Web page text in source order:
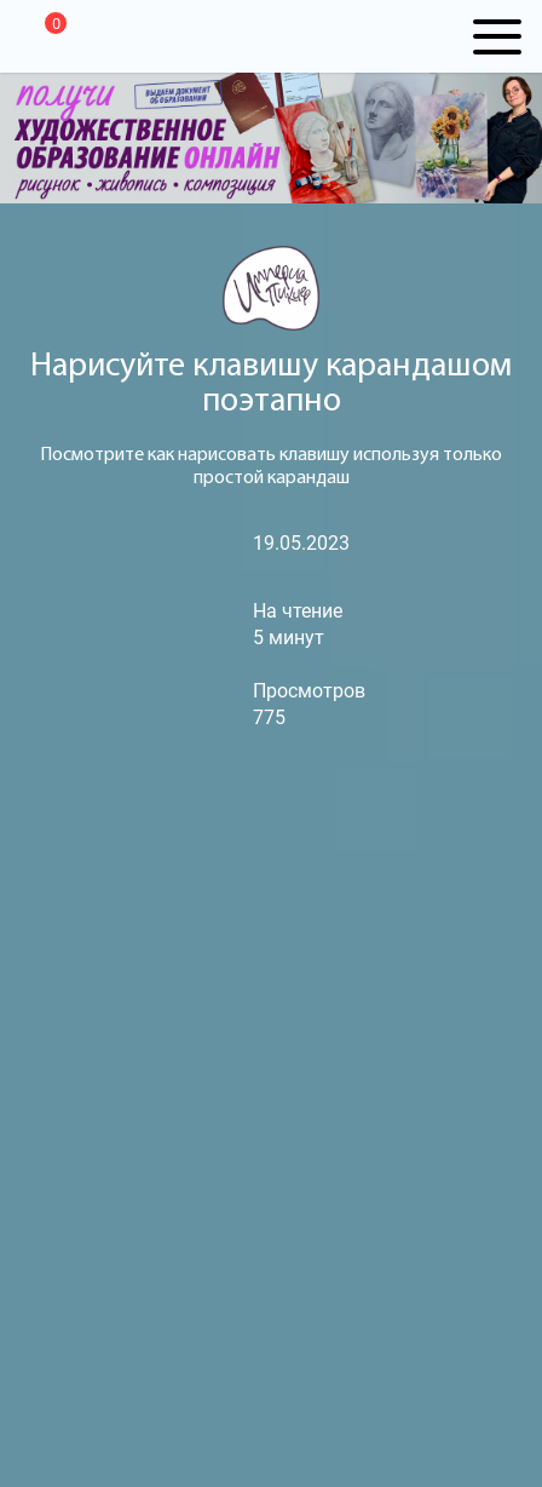
0
Нарисуйте клавишу карандашом
поэтапно
Посмотрите как нарисовать клавишу используя только
простой карандаш
19.05.2023
На чтение
5 минут
Просмотров
775